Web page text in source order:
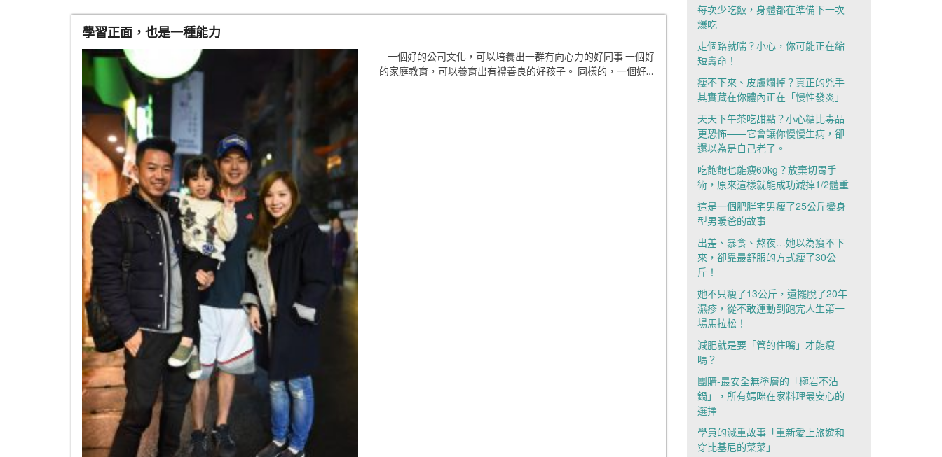
學習正面，也是一種能力
一個好的公司文化，可以培養出一群有向心力的好同事 一個好
的家庭教育，可以養育出有禮善良的好孩子。 同樣的，一個好…
每次少吃飯，身體都在準備下一次
爆吃
走個路就喘？小心，你可能正在縮
短壽命！
瘦不下來、皮膚爛掉？真正的兇手
其實藏在你體內正在「慢性發炎」
天天下午茶吃甜點？小心糖比毒品
更恐怖——它會讓你慢慢生病，卻
還以為是自己老了。
吃飽飽也能瘦60kg？放棄切胃手
術，原來這樣就能成功減掉1/2體重
這是一個肥胖宅男瘦了25公斤變身
型男暖爸的故事
出差、暴食、熬夜…她以為瘦不下
來，卻靠最舒服的方式瘦了30公
斤！
她不只瘦了13公斤，還擺脫了20年
濕疹，從不敢運動到跑完人生第一
場馬拉松！
減肥就是要「管的住嘴」才能瘦
嗎？
團購-最安全無塗層的「極岩不沾
鍋」，所有媽咪在家料理最安心的
選擇
學員的減重故事「重新愛上旅遊和
穿比基尼的菜菜」